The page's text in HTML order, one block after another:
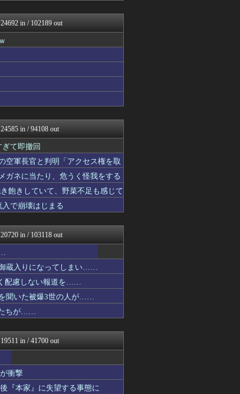
きゃぷ速報
ちゃんねる
ニュース(ﾉ∀`)
J PRIDE
わかMkⅡ
は何を食べようか
ちゃんねる
えすログ
じぇいスタジアム＠なん...
速報
Jクエスト
ーライト速報 -遊戯王...
パンNEWS
速
カン！
外の反応】 パンドラの...
ダタ速報
まとめ速報
坂46まとめ 乃木りん...
ルデンタイムズ
体験！アンビリバボー｜...
な鬼女様
まとめ速報 -修羅場・...
ルドサッカーファン 海...
24692 in / 102189 out
24585 in / 94108 out
て即撤回
空軍長官と判明「アクセス権を取
ガネに当たり、危うく怪我をする
飽きしていて、野菜不足も感じて
入で崩壊はじまる
20720 in / 103118 out
蔵入りになってしまい……
配慮しない報道を……
を聞いた被爆3世の人が……
たちが……
19511 in / 41700 out
衝撃
『本家』に失望する事態に